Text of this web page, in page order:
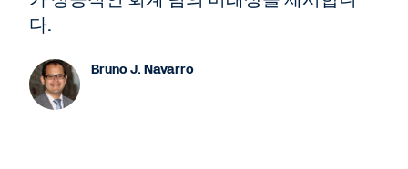
다.
Bruno J. Navarro